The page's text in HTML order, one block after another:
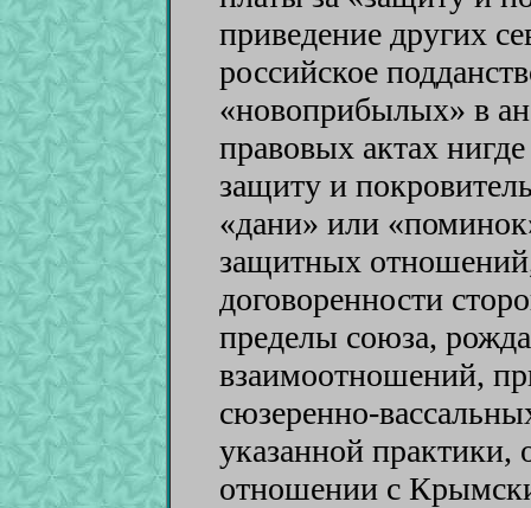
приведение других
российское
«новоприбылых» в
правовых актах
защиту и
«дани» или
защитных
договоренности
пределы союза,
взаимоотношений,
сюзеренно-
указанной практики,
отношении с